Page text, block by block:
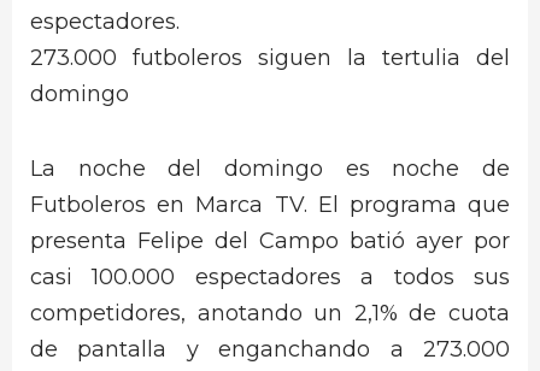
espectadores.
273.000 futboleros siguen la tertulia del
domingo
La noche del domingo es noche de
Futboleros en Marca TV. El programa que
presenta Felipe del Campo batió ayer por
casi 100.000 espectadores a todos sus
competidores, anotando un 2,1% de cuota
de pantalla y enganchando a 273.000